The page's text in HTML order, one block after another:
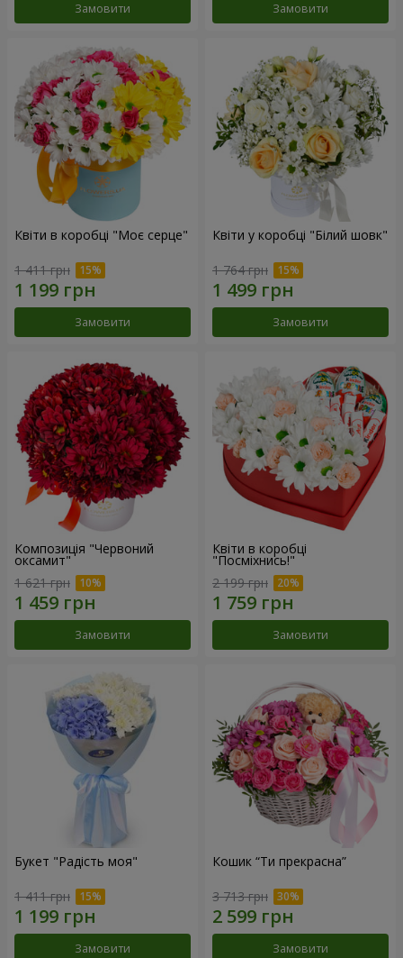
Замовити Замовити
Квіти в коробці "Моє серце"
1 411 грн
Замовити
Квіти у коробці "Білий шовк"
1 764 грн
Замовити
Композиція "Червоний
оксамит"
1 621 грн
Замовити
Квіти в коробці
"Посміхнись!"
2 199 грн
Замовити
Букет "Радість моя"
1 411 грн
Замовити
Кошик “Ти прекрасна”
3 713 грн
Замовити